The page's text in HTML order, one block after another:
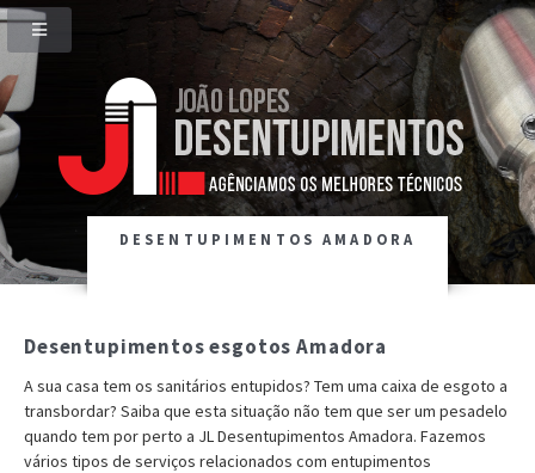
DESENTUPIMENTOS AMADORA
Desentupimentos esgotos Amadora
A sua casa tem os sanitários entupidos? Tem uma caixa de esgoto a
transbordar? Saiba que esta situação não tem que ser um pesadelo
quando tem por perto a JL Desentupimentos Amadora. Fazemos
vários tipos de serviços relacionados com entupimentos